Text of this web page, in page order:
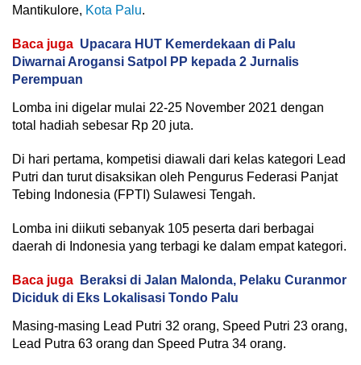
Mantikulore, Kota Palu.
Baca juga Upacara HUT Kemerdekaan di Palu
Diwarnai Arogansi Satpol PP kepada 2 Jurnalis
Perempuan
Lomba ini digelar mulai 22-25 November 2021 dengan
total hadiah sebesar Rp 20 juta.
Di hari pertama, kompetisi diawali dari kelas kategori Lead
Putri dan turut disaksikan oleh Pengurus Federasi Panjat
Tebing Indonesia (FPTI) Sulawesi Tengah.
Lomba ini diikuti sebanyak 105 peserta dari berbagai
daerah di Indonesia yang terbagi ke dalam empat kategori.
Baca juga
Beraksi di Jalan Malonda, Pelaku Curanmor
Diciduk di Eks Lokalisasi Tondo Palu
Masing-masing Lead Putri 32 orang, Speed Putri 23 orang,
Lead Putra 63 orang dan Speed Putra 34 orang.